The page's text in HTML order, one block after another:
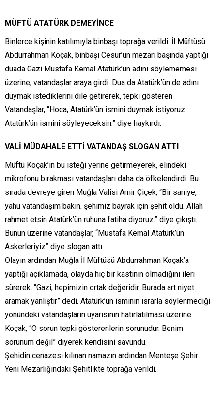
MÜFTÜ ATATÜRK DEMEYİNCE
Binlerce kişinin katılımıyla binbaşı toprağa verildi. İl Müftüsü
Abdurrahman Koçak, binbaşı Cesur’un mezarı başında yaptığı
duada Gazi Mustafa Kemal Atatürk’ün adını söylememesi
üzerine, vatandaşlar araya girdi. Dua da Atatürk’ün de adını
duymak istediklerini dile getirerek, tepki gösteren
Vatandaşlar, “Hoca, Atatürk’ün ismini duymak istiyoruz.
Atatürk’ün ismini söyleyeceksin.” diye haykırdı.
VALİ MÜDAHALE ETTİ VATANDAŞ SLOGAN ATTI
Müftü Koçak’ın bu isteği yerine getirmeyerek, elindeki
mikrofonu bırakması vatandaşları daha da öfkelendirdi. Bu
sırada devreye giren Muğla Valisi Amir Çiçek, “Bir saniye,
yahu vatandaşım bakın, şehimiz bayrak için şehit oldu. Allah
rahmet etsin Atatürk’ün ruhuna fatiha diyoruz.” diye çıkıştı.
Bunun üzerine vatandaşlar, “Mustafa Kemal Atatürk’ün
Askerleriyiz” diye slogan attı.
Olayın ardından Muğla İl Müftüsü Abdurrahman Koçak’a
yaptığı açıklamada, olayda hiç bir kastının olmadığını ileri
sürerek, “Gazi, hepimizin ortak değeridir. Burada art niyet
aramak yanlıştır” dedi. Atatürk’ün isminin ısrarla söylenmediği
yönündeki vatandaşların uyarısının hatırlatılması üzerine
Koçak, “O sorun tepki gösterenlerin sorunudur. Benim
sorunum değil” diyerek kendisini savundu.
Şehidin cenazesi kılınan namazın ardından Menteşe Şehir
Yeni Mezarlığındaki Şehitlikte toprağa verildi.